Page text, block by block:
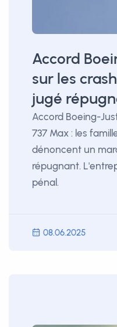
Accord
sur les
jugé
Accord Boeing-
737 Max : les
dénoncent un
répugnant.
pénal.
08.06.2025